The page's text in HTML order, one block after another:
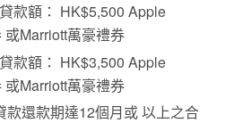
款額： HK$5,500 Apple
Marriott萬豪禮券
款額： HK$3,500 Apple
Marriott萬豪禮券
還款期達12個月或 以上之合